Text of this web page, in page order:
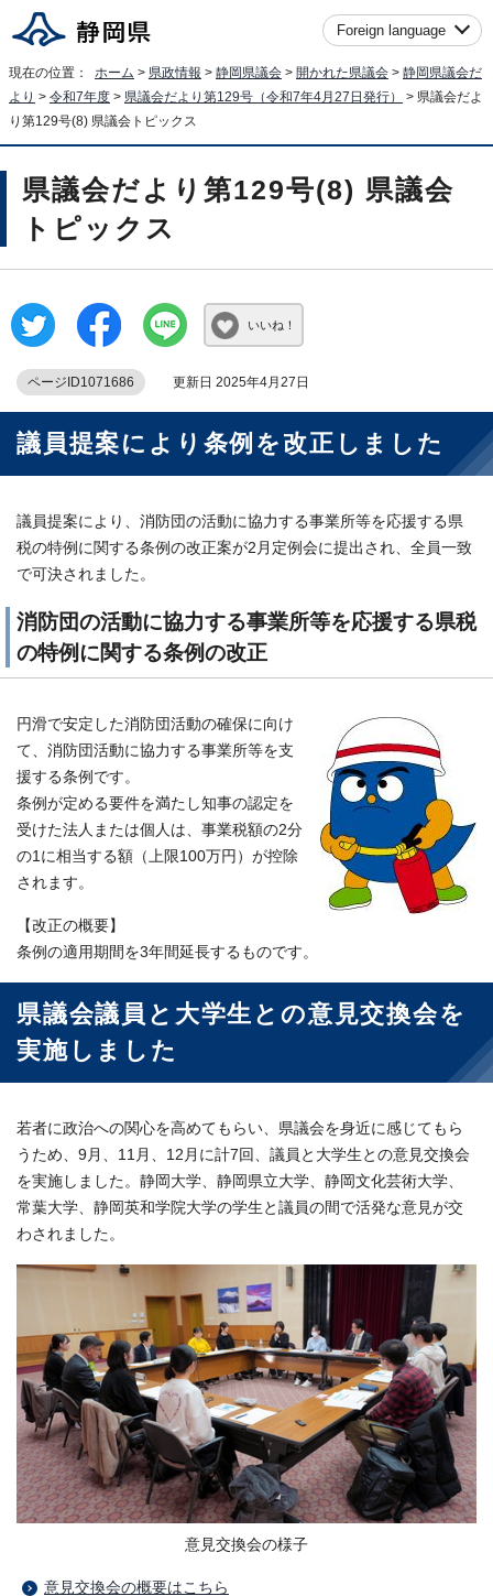
Foreign language
現在の位置： ホーム > 県政情報 > 静岡県議会 > 開かれた県議会 > 静岡県議会だ
より > 令和7年度 > 県議会だより第129号（令和7年4月27日発行）
> 県議会だよ
り第129号(8) 県議会トピックス
県議会だより第129号(8) 県議会
トピックス
いいね！
ページID1071686 更新日 2025年4月27日
議員提案により条例を改正しました
議員提案により、消防団の活動に協力する事業所等を応援する県
税の特例に関する条例の改正案が2月定例会に提出され、全員一致
で可決されました。
消防団の活動に協力する事業所等を応援する県税
の特例に関する条例の改正
円滑で安定した消防団活動の確保に向け
て、消防団活動に協力する事業所等を支
援する条例です。
条例が定める要件を満たし知事の認定を
受けた法人または個人は、事業税額の2分
の1に相当する額（上限100万円）が控除
されます。
【改正の概要】
条例の適用期間を3年間延長するものです。
県議会議員と大学生との意見交換会を
実施しました
若者に政治への関心を高めてもらい、県議会を身近に感じてもら
うため、9月、11月、12月に計7回、議員と大学生との意見交換会
を実施しました。静岡大学、静岡県立大学、静岡文化芸術大学、
常葉大学、静岡英和学院大学の学生と議員の間で活発な意見が交
わされました。
意見交換会の様子
意見交換会の概要はこちら